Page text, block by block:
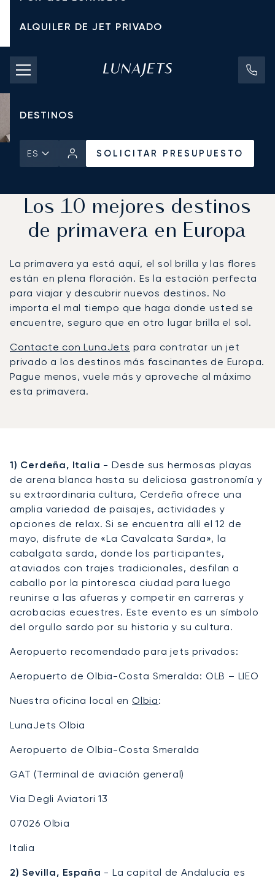
ALQUILER DE JET PRIVADO
TARIFAS DE CHÁRTER
JETS PRIVADOS
DESTINOS
ES
SOLICITAR PRESUPUESTO
SOLICITAR PRESUPUESTO
Los 10 mejores destinos
de primavera en Europa
La primavera ya está aquí, el sol brilla y las flores
están en plena floración. Es la estación perfecta
para viajar y descubrir nuevos destinos. No
importa el mal tiempo que haga donde usted se
encuentre, seguro que en otro lugar brilla el sol.
Contacte con LunaJets para contratar un jet
privado a los destinos más fascinantes de Europa.
Pague menos, vuele más y aproveche al máximo
esta primavera.
1) Cerdeña, Italia - Desde sus hermosas playas
de arena blanca hasta su deliciosa gastronomía y
su extraordinaria cultura, Cerdeña ofrece una
amplia variedad de paisajes, actividades y
opciones de relax. Si se encuentra allí el 12 de
mayo, disfrute de «La Cavalcata Sarda», la
cabalgata sarda, donde los participantes,
ataviados con trajes tradicionales, desfilan a
caballo por la pintoresca ciudad para luego
reunirse a las afueras y competir en carreras y
acrobacias ecuestres. Este evento es un símbolo
del orgullo sardo por su historia y su cultura.
Aeropuerto recomendado para jets privados:
Aeropuerto de Olbia-Costa Smeralda: OLB – LIEO
Nuestra oficina local enOlbia:
LunaJets Olbia
Aeropuerto de Olbia-Costa Smeralda
GAT (Terminal de aviación general)
Via Degli Aviatori 13
07026 Olbia
Italia
2) Sevilla, España - La capital de Andalucía es